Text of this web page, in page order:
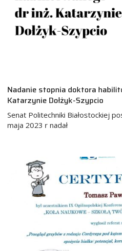
Nadanie stopnia doktora
Katarzynie Dołżyk-Szypcio
Senat Politechniki Białostockiej
maja 2023 r nadał